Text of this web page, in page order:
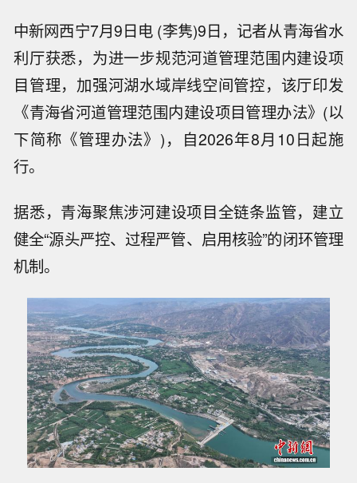
中新网西宁7月9日电 (李隽)9日，记者从青海省水
利厅获悉，为进一步规范河道管理范围内建设项
目管理，加强河湖水域岸线空间管控，该厅印发
《青海省河道管理范围内建设项目管理办法》(以
下简称《管理办法》)，自2026年8月10日起施
行。
据悉，青海聚焦涉河建设项目全链条监管，建立
健全“源头严控、过程严管、启用核验”的闭环管理
机制。